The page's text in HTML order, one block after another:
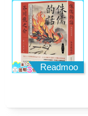
Readmoo